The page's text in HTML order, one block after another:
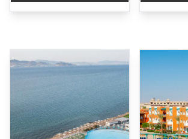
kr. 4.158,08.kr. 3.544,00.